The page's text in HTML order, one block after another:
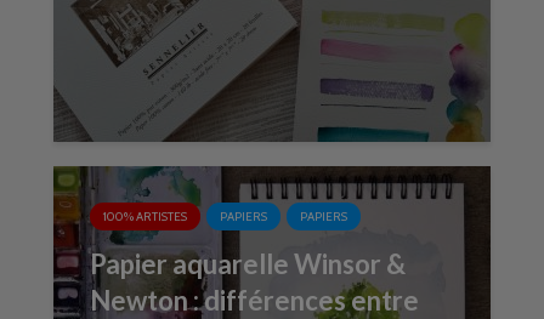
100% ARTISTES PAPIERS PAPIERS
Papier aquarelle Winsor &
Newton : différences entre